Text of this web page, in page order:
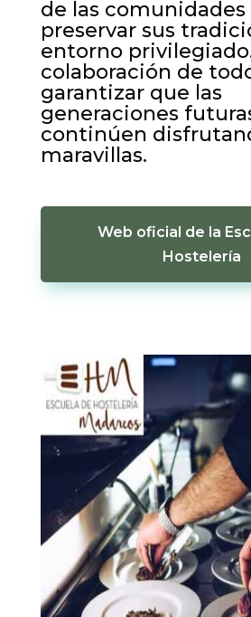
de las comunidades
preservar sus
entorno
colaboración de
garantizar que las
generaciones
continúen
maravillas.
Web oficial de la
Hostelería